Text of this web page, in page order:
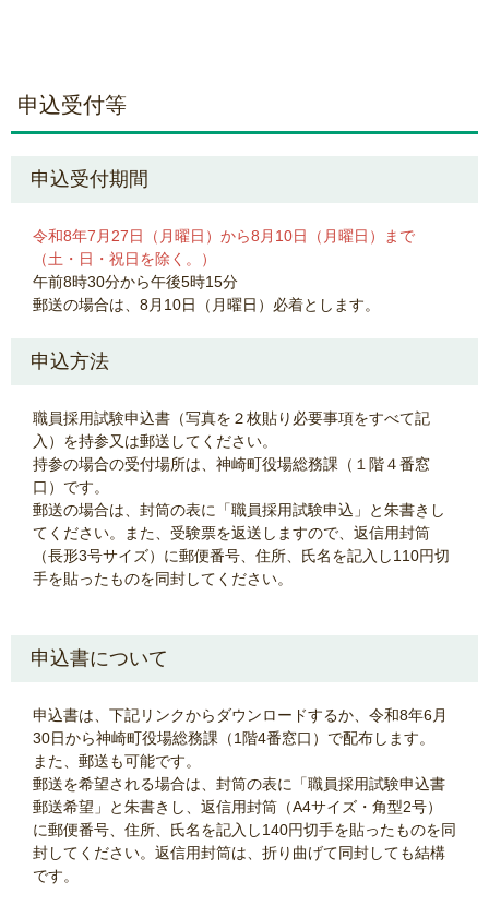
申込受付等
申込受付期間
令和8年7月27日（月曜日）から8月10日（月曜日）まで
（土・日・祝日を除く。）
午前8時30分から午後5時15分
郵送の場合は、8月10日（月曜日）必着とします。
申込方法
職員採用試験申込書（写真を２枚貼り必要事項をすべて記
入）を持参又は郵送してください。
持参の場合の受付場所は、神崎町役場総務課（１階４番窓
口）です。
郵送の場合は、封筒の表に「職員採用試験申込」と朱書きし
てください。また、受験票を返送しますので、返信用封筒
（長形3号サイズ）に郵便番号、住所、氏名を記入し110円切
手を貼ったものを同封してください。
申込書について
申込書は、下記リンクからダウンロードするか、令和8年6月
30日から神崎町役場総務課（1階4番窓口）で配布します。
また、郵送も可能です。
郵送を希望される場合は、封筒の表に「職員採用試験申込書
郵送希望」と朱書きし、返信用封筒（A4サイズ・角型2号）
に郵便番号、住所、氏名を記入し140円切手を貼ったものを同
封してください。返信用封筒は、折り曲げて同封しても結構
です。